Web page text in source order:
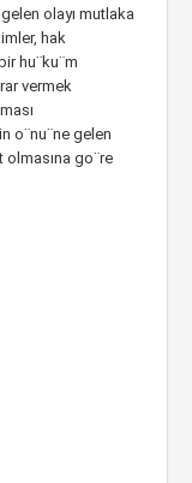
olayı mutlaka
hak
hu¨ku¨m
vermek
o¨nu¨ne gelen
olmasına go¨re